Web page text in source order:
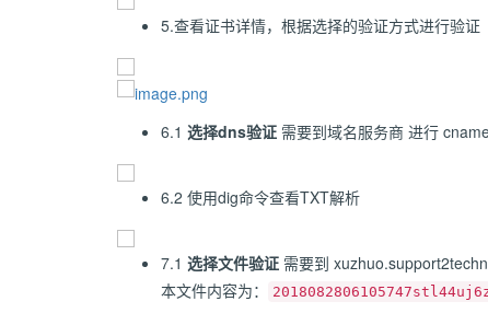
5.查看证书详情，根据选择的验证方式进行验证
6.1 选择dns验证 需要到域名服务商 进行
6.2 使用dig命令查看TXT解析
7.1 选择文件验证 需要到
本文件内容为：